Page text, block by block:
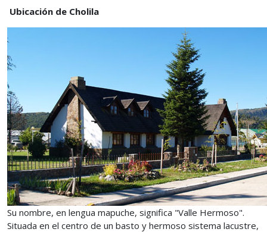
Ubicación de Cholila
Su nombre, en lengua mapuche, significa "Valle Hermoso".
Situada en el centro de un basto y hermoso sistema lacustre,